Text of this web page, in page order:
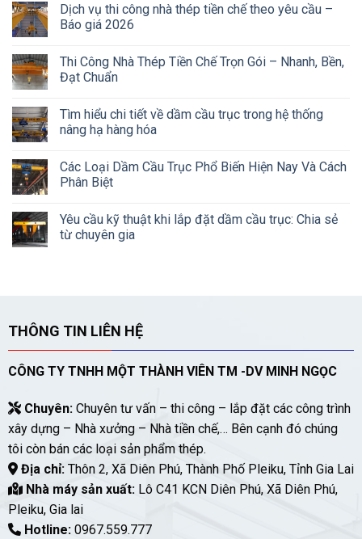
Dịch vụ thi công nhà thép tiền chế theo yêu cầu –
Báo giá 2026
Thi Công Nhà Thép Tiền Chế Trọn Gói – Nhanh, Bền,
Đạt Chuẩn
Tìm hiểu chi tiết về dầm cầu trục trong hệ thống
nâng hạ hàng hóa
Các Loại Dầm Cầu Trục Phổ Biến Hiện Nay Và Cách
Phân Biệt
Yêu cầu kỹ thuật khi lắp đặt dầm cầu trục: Chia sẻ
từ chuyên gia
THÔNG TIN LIÊN HỆ
CÔNG TY TNHH MỘT THÀNH VIÊN TM -DV MINH NGỌC
Chuyên:Chuyên tư vấn – thi công – lắp đặt các công trình
xây dựng – Nhà xưởng – Nhà tiền chế,… Bên cạnh đó chúng
tôi còn bán các loại sản phẩm thép.
Địa chỉ:Thôn 2, Xã Diên Phú, Thành Phố Pleiku, Tỉnh Gia Lai
Nhà máy sản xuất:Lô C41 KCN Diên Phú, Xã Diên Phú,
Pleiku, Gia lai
Hotline:0967.559.777